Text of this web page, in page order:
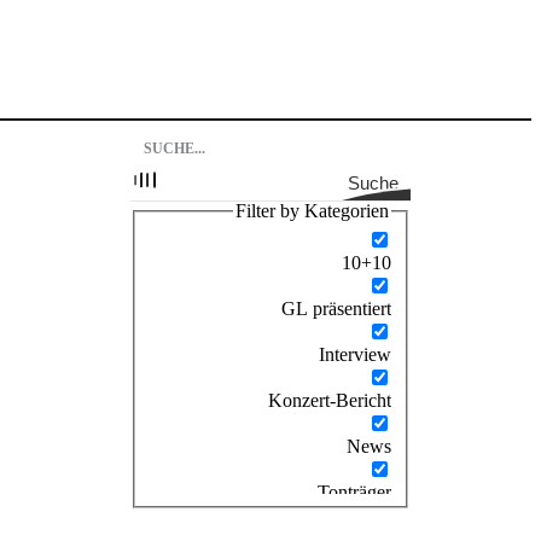
Suche
Filter by Kategorien
10+10
GL präsentiert
Interview
Konzert-Bericht
News
Tonträger